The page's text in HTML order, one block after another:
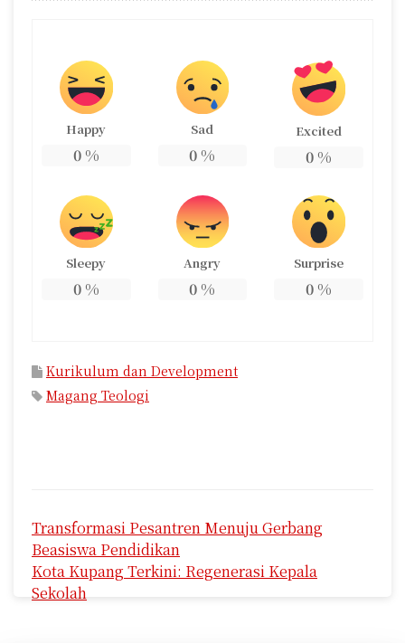
Happy
0%
Sad
0 %
Excited
0 %
Sleepy
0%
Angry
0 %
Surprise
0 %
Kurikulum dan Development
Magang Teologi
a
v
i
Transformasi Pesantren Menuju Gerbang
Beasiswa Pendidikan
Kota Kupang Terkini: Regenerasi Kepala
Sekolah